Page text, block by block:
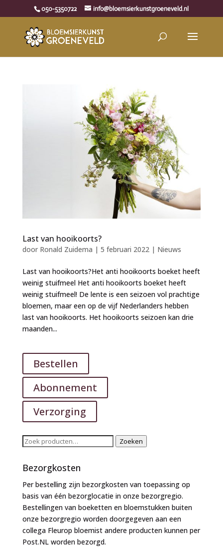
050-5350722 info@bloemsierkunstgroeneveld.nl
Last van hooikoorts?
door Ronald Zuidema | 5 februari 2022| Nieuws
Last van hooikoorts?Het anti hooikoorts boeket heeft
weinig stuifmeel Het anti hooikoorts boeket heeft
weinig stuifmeel! De lente is een seizoen vol prachtige
bloemen, maar een op de vijf Nederlanders hebben
last van hooikoorts. Het hooikoorts seizoen kan drie
maanden...
Bestellen
Abonnement
Verzorging
Zoeken
Zoeken
Bezorgkosten
Per bestelling zijn bezorgkosten van toepassing op
basis van één bezorglocatie in onze bezorgregio.
Bestellingen van boeketten en bloemstukken buiten
onze bezorgregio worden doorgegeven aan een
collega Fleurop bloemist andere producten kunnen per
Post.NL worden bezorgd.